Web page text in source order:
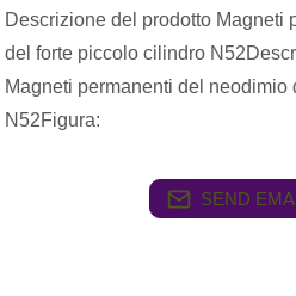
Descrizione del prodotto Magneti
del forte piccolo cilindro
Magneti permanenti del
N52Figura:
SEND